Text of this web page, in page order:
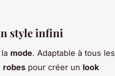
style infini
mode. Adaptable à tous les
robes pour créer un look